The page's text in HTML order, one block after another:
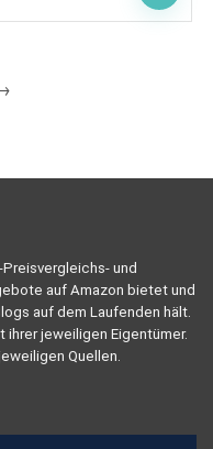
und
auf Amazon bietet und
auf dem Laufenden hält.
jeweiligen Eigentümer.
Quellen.